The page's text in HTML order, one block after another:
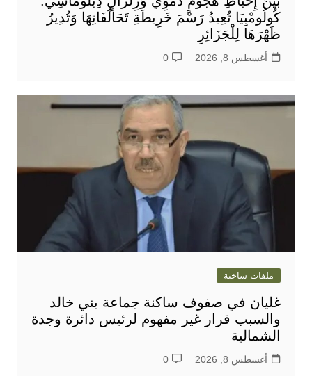
كُولُومْبِيَا تُعِيدُ رَسْمَ خَرِيطَةِ تَحَالُفَاتِهَا وَتُدِيرُ
ظَهْرَهَا لِلْجَزَائِرِ
أغسطس 8, 2026 0
ملفات ساخنة
غليان في صفوف ساكنة جماعة بني خالد
والسبب قرار غير مفهوم لرئيس دائرة وجدة
الشمالية
أغسطس 8, 2026 0